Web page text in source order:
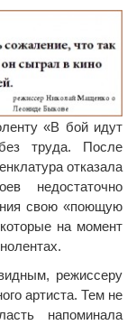
«В бой идут
труда. После
отказала
недостаточно
свою «поющую
на момент
режиссеру
артиста. Тем не
напоминала